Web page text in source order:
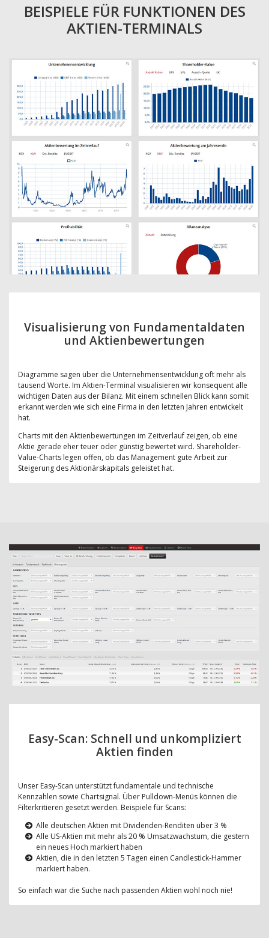
BEISPIELE FÜR FUNKTIONEN DES
AKTIEN-TERMINALS
Visualisierung von Fundamentaldaten
und Aktienbewertungen
Diagramme sagen über die Unternehmensentwicklung oft mehr als
tausend Worte. Im Aktien-Terminal visualisieren wir konsequent alle
wichtigen Daten aus der Bilanz. Mit einem schnellen Blick kann somit
erkannt werden wie sich eine Firma in den letzten Jahren entwickelt
hat.
Charts mit den Aktienbewertungen im Zeitverlauf zeigen, ob eine
Aktie gerade eher teuer oder günstig bewertet wird. Shareholder-
Value-Charts legen offen, ob das Management gute Arbeit zur
Steigerung des Aktionärskapitals geleistet hat.
Easy-Scan: Schnell und unkompliziert
Aktien finden
Unser Easy-Scan unterstützt fundamentale und technische
Kennzahlen sowie Chartsignal. Über Pulldown-Menüs können die
Filterkritieren gesetzt werden. Beispiele für Scans:
Alle deutschen Aktien mit Dividenden-Renditen über 3 %
Alle US-Aktien mit mehr als 20 % Umsatzwachstum, die gestern
ein neues Hoch markiert haben
Aktien, die in den letzten 5 Tagen einen Candlestick-Hammer
markiert haben.
So einfach war die Suche nach passenden Aktien wohl noch nie!